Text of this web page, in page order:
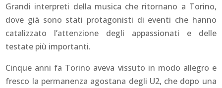
Grandi interpreti della musica che ritornano a Torino,
dove già sono stati protagonisti di eventi che hanno
catalizzato l’attenzione degli appassionati e delle
testate più importanti.
Cinque anni fa Torino aveva vissuto in modo allegro e
fresco la permanenza agostana degli U2, che dopo una